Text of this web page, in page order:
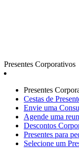
Presentes Corporativos
Presentes
Cestas de
Envie uma
Agende uma
Descontos
Presentes para
Selecione um